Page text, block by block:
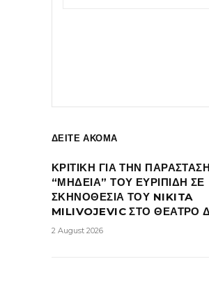
ΔΕΙΤΕ ΑΚΟΜΑ
ΚΡΙΤΙΚΗ ΓΙΑ ΤΗΝ ΠΑΡΑΣΤΑΣΗ
“ΜΗΔΕΙΑ” ΤΟΥ ΕΥΡΙΠΙΔΗ ΣΕ
ΣΚΗΝΟΘΕΣΙΑ ΤΟΥ NIKITA
MILIVOJEVIC ΣΤΟ ΘΕΑΤΡΟ
2 August 2026